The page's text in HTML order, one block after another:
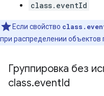
class.eventId
Если свойство
при распределении объектов
Группировка без
class.eventId